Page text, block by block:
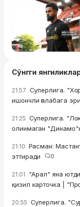
Сўнгги
21:57 Суперлига.
ишончли ғалабага
21:25 Суперлига.
олинмаган
21:10 Расман:
эттиради
0
21:01 "Арал" яна
қизил карточка |
20:55 Суперлига.